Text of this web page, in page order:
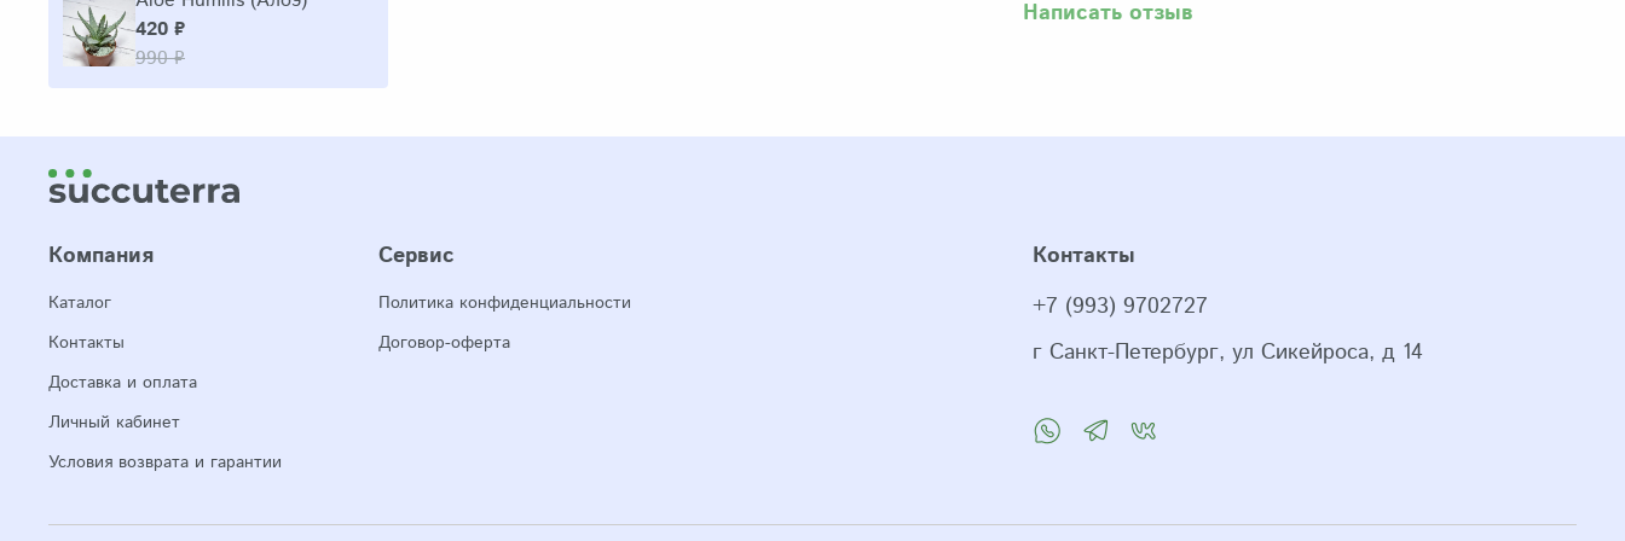
Написать отзыв
420 ₽
990 ₽
Компания
Каталог
Контакты
Доставка и оплата
Личный кабинет
Условия возврата и гарантии
Сервис
Политика конфиденциальности
Договор-оферта
Контакты
+7 (993) 9702727
г Санкт-Петербург, ул Сикейроса, д 14